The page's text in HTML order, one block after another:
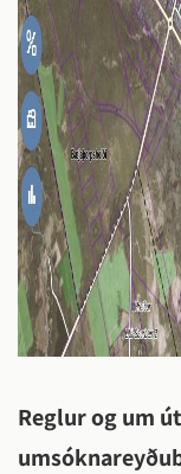
Reglur og um